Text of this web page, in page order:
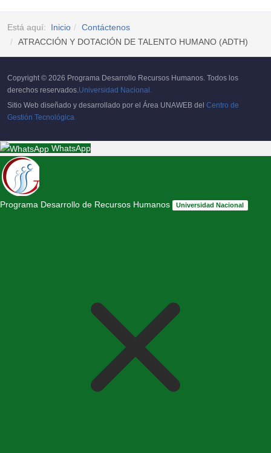
Está aquí: Inicio
Contáctenos
ATRACCIÓN Y DOTACIÓN DE TALENTO HUMANO (ADTH)
Copyright © 2026 Programa Desarrollo Recursos Humanos. Todos los
derechos reservados.Universidad Nacional.
Sitio Web diseñado y desarrollado por el Área UNAWEB del Centro de
Gestión Tecnológica
WhatsApp
Programa Desarrollo de Recursos Humanos Universidad Nacional